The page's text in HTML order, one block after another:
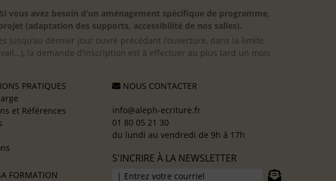
vous avez besoin d’un aménagement spécifique de programme,
(adaptation des supports, accessibilité de nos salles).
jusqu’au dernier jour ouvré précédant l’ouverture, dans la limite
la demande d’inscription est à effectuer au plus tard un mois
PRATIQUES
et Références
FORMATION
NOUS CONTACTER
info@aleph-ecriture.fr
01 80 05 21 30
du lundi au vendredi de 9h à 17h
S'INCRIRE À LA NEWSLETTER